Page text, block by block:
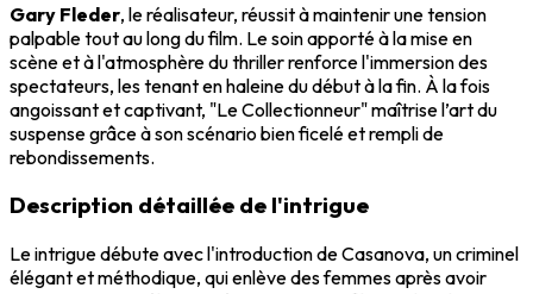
Gary Fleder, le réalisateur, réussit à maintenir une tension
palpable tout au long du film. Le soin apporté à la mise en
scène et à l'atmosphère du thriller renforce l'immersion des
spectateurs, les tenant en haleine du début à la fin. À la fois
angoissant et captivant, "Le Collectionneur" maîtrise l’art du
suspense grâce à son scénario bien ficelé et rempli de
rebondissements.
Description détaillée de l'intrigue
Le intrigue débute avec l'introduction de Casanova, un criminel
élégant et méthodique, qui enlève des femmes après avoir